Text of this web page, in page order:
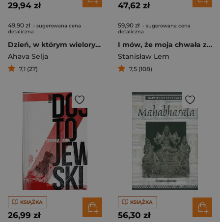
29,94 zł
49,90 zł - sugerowana cena
detaliczna
Dzień, w którym wieloryb przepłynął przez Londyn
Ahava Selja
7,1 (27)
47,62 zł
59,90 zł - sugerowana cena
detaliczna
I mów, że moja chwała z przyjaciół się bierze. Listy 1972-1984
Stanisław Lem
7,5 (108)
KSIĄŻKA
26,99 zł
KSIĄŻKA
56,30 zł